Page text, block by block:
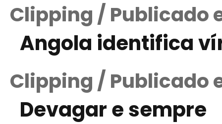
Clipping / Publicado
Angola identifica
Clipping / Publicado
Devagar e sempre